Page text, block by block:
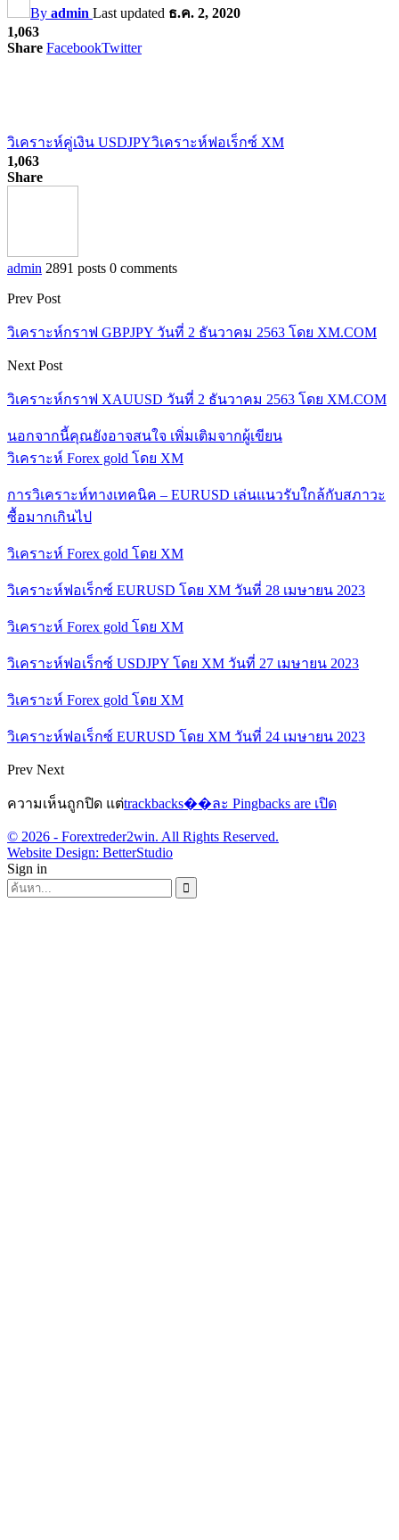
By admin Last updated ธ.ค. 2, 2020
1,063
Share FacebookTwitter
วิเคราะห์คู่เงิน USDJPYวิเคราะห์ฟอเร็กซ์ XM
1,063
Share
admin 2891 posts 0 comments
Prev Post
วิเคราะห์กราฟ GBPJPY วันที่ 2 ธันวาคม 2563 โดย XM.COM
Next Post
วิเคราะห์กราฟ XAUUSD วันที่ 2 ธันวาคม 2563 โดย XM.COM
นอกจากนี้คุณยังอาจสนใจ เพิ่มเติมจากผู้เขียน
วิเคราะห์ Forex gold โดย XM
การวิเคราะห์ทางเทคนิค – EURUSD เล่นแนวรับใกล้กับสภาวะ
ซื้อมากเกินไป
วิเคราะห์ Forex gold โดย XM
วิเคราะห์ฟอเร็กซ์ EURUSD โดย XM วันที่ 28 เมษายน 2023
วิเคราะห์ Forex gold โดย XM
วิเคราะห์ฟอเร็กซ์ USDJPY โดย XM วันที่ 27 เมษายน 2023
วิเคราะห์ Forex gold โดย XM
วิเคราะห์ฟอเร็กซ์ EURUSD โดย XM วันที่ 24 เมษายน 2023
Prev Next
ความเห็นถูกปิด แต่trackbacks��ละ Pingbacks are เปิด
© 2026 - Forextreder2win. All Rights Reserved.
Website Design: BetterStudio
Sign in